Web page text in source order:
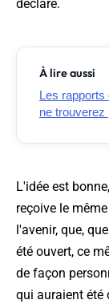
déclaré.
À lire aussi
Les rapports
ne trouverez
L'idée est
reçoive le
l'avenir, que,
été ouvert, ce
de façon
qui auraient été